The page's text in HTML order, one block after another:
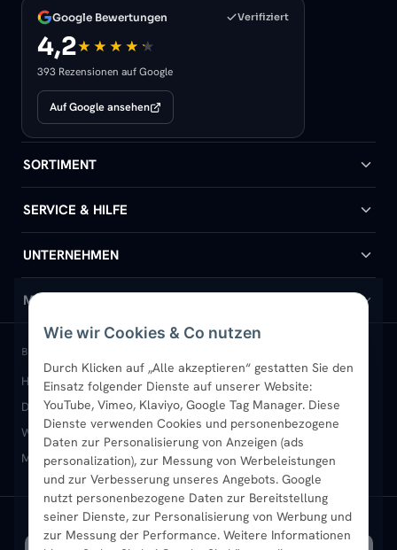
Wie wir Cookies & Co nutzen
Durch Klicken auf „Alle akzeptieren“ gestatten Sie den
Einsatz folgender Dienste auf unserer Website:
YouTube, Vimeo, Klaviyo, Google Tag Manager. Diese
Dienste verwenden Cookies und personenbezogene
Daten zur Personalisierung von Anzeigen (ads
personalization), zur Messung von Werbeleistungen
und zur Verbesserung unseres Angebots. Google
nutzt personenbezogene Daten zur Bereitstellung
seiner Dienste, zur Personalisierung von Werbung und
zur Messung der Performance. Weitere Informationen
Google Bewertungen Verifiziert
4,2
393 Rezensionen auf Google
Auf Google ansehen
SORTIMENT
Badheizkörper
Handtuchheizkörper
Design-Heizkörper
Paneelheizkörper
Vertikal-Heizkörper
Heizkörper-Zubehör
SERVICE & HILFE
Hilfe & Kontakt
Versand & Lieferung
Rückgabe & Widerruf
Garantie & Gewährleistung
Montageservice vor Ort
Sendung verfolgen
UNTERNEHMEN
Wir über uns
Standort & Abholung Jüchen
B2B-Kunden
Karriere
Ratgeber
Bestpreisgarantie
MEIN KONTO
Anmelden / Mein Konto
Merkliste
Newsletter
Aktuelle Angebote
BELIEBTE KATEGORIEN
Heizkörper kaufenBadheizkörperHandtuchheizkörper
Design-HeizkörperPaneelheizkörperVertikal-Heizkörper
Wandheizkörper Wohnraum-Heizkörper Badheizkörper Schwarz
Mischbetrieb-HeizkörperHeizkörper-ZubehörAktuelle Angebote
VERSAND MIT